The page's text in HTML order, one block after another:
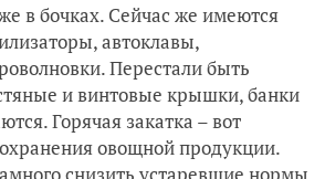
в бочках. Сейчас же имеются
автоклавы,
Перестали быть
и винтовые крышки, банки
Горячая закатка – вот
овощной продукции.
снизить устаревшие нормы